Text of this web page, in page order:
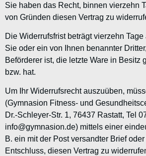
Sie haben das Recht, binnen vierzehn
von Gründen diesen Vertrag zu
Die Widerrufsfrist beträgt vierzehn
Sie oder ein von Ihnen benannter
Beförderer ist, die letzte Ware in Besitz
bzw. hat.
Um Ihr Widerrufsrecht auszuüben,
(Gymnasion Fitness- und
Dr.-Schleyer-Str. 1, 76437 Rastatt, Tel
info@gymnasion.de) mittels einer
B. ein mit der Post versandter Brief
Entschluss, diesen Vertrag zu